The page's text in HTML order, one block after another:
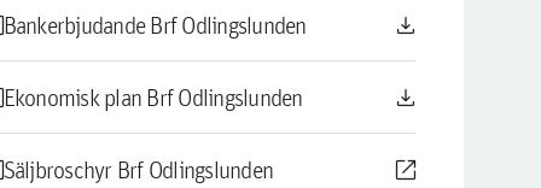
Bankerbjudande Brf Odlingslunden download
Ekonomisk plan Brf Odlingslunden download
Säljbroschyr Brf Odlingslunden open_in_new